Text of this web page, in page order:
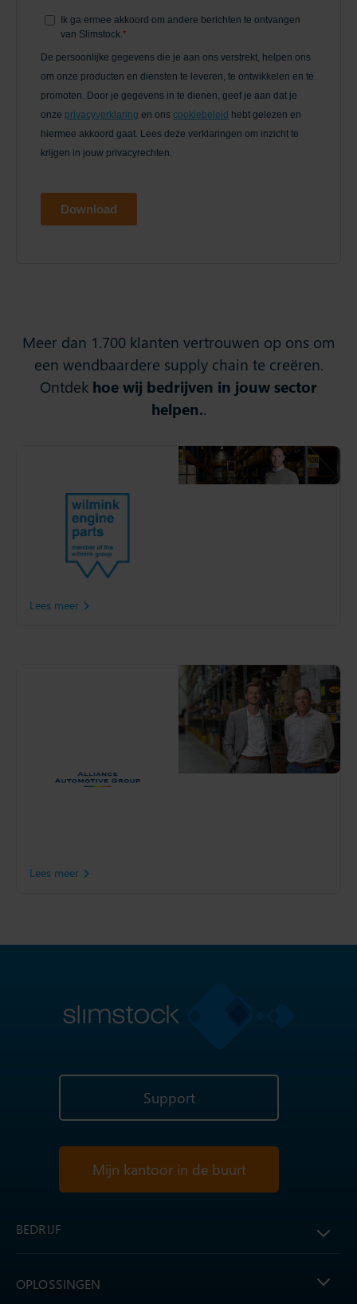
Meer dan 1.700 klanten vertrouwen op ons om
een wendbaardere supply chain te creëren.
Ontdek hoe wij bedrijven in jouw sector
helpen..
Ontdek hoe Wilmink Engine
Parts, dé specialist in
onderdelen voor
verbrandingsmotoren, zijn
voorraadbeheer en
concurrentiepositie heeft
Lees meer
Automotive Benelux met
Slim4 zorgt voor
Lees meer
Support
Mijn kantoor in de buurt
BEDRIJF
OPLOSSINGEN